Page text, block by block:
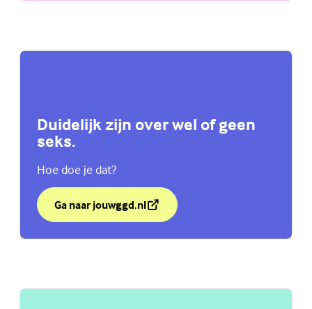
Duidelijk zijn over wel of geen
seks.
Hoe doe je dat?
Ga naar jouwggd.nl
over Duidelijk zijn over wel of geen seks.
(Externe link)